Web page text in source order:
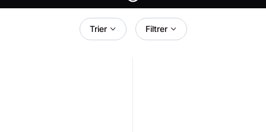
Trier Filtrer